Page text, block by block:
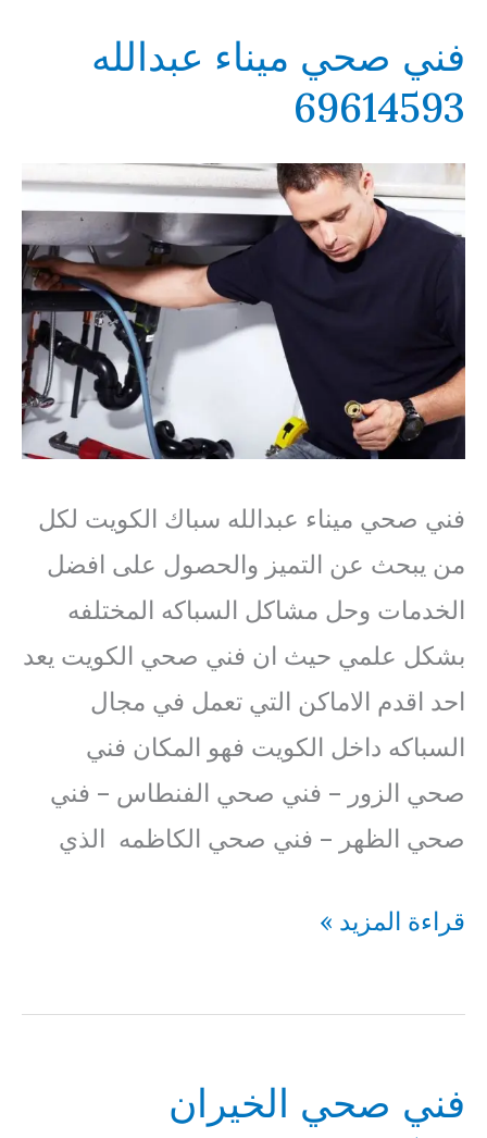
فني صحي ميناء عبدالله
69614593
فني صحي ميناء عبدالله سباك الكويت لكل
من يبحث عن التميز والحصول على افضل
الخدمات وحل مشاكل السباكه المختلفه
بشكل علمي حيث ان فني صحي الكويت يعد
احد اقدم الاماكن التي تعمل في مجال
السباكه داخل الكويت فهو المكان فني
صحي الزور – فني صحي الفنطاس – فني
صحي الظهر – فني صحي الكاظمه الذي
فني
ميناء
69614593
قراءة المزيد »
فني صحي الخيران